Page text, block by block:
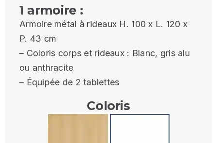
1 armoire :
Armoire métal à rideaux H. 100 x L. 120 x
P. 43 cm
– Coloris corps et rideaux : Blanc, gris alu
ou anthracite
– Équipée de 2 tablettes
Coloris